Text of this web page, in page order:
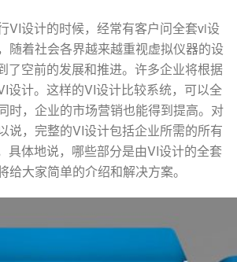
VI设计的时候，经常有客户问全套vi设
随着社会各界越来越重视虚拟仪器的设
了空前的发展和推进。许多企业将根据
设计。这样的VI设计比较系统，可以全
时，企业的市场营销也能得到提高。对
说，完整的VI设计包括企业所需的所有
具体地说，哪些部分是由VI设计的全套
给大家简单的介绍和解决方案。